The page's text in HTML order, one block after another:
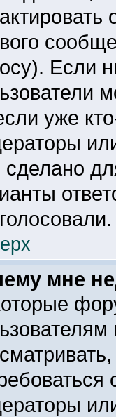
Если
уже
сделано
мне